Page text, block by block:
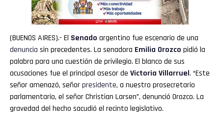
(BUENOS AIRES).- El Senado argentino fue escenario de una
denuncia sin precedentes. La senadora Emilia Orozco pidió la
palabra para una cuestión de privilegio. El blanco de sus
acusaciones fue el principal asesor de Victoria Villarruel. “Este
señor amenazó, señorpresidente, a nuestro prosecretario
parlamentario, el señor Christian Larsen”, denunció Orozco. La
gravedad del hecho sacudió el recinto legislativo.